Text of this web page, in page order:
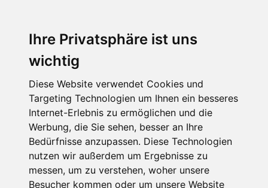
Ihre Privatsphäre ist uns
wichtig
Diese Website verwendet Cookies und
Targeting Technologien um Ihnen ein besseres
Internet-Erlebnis zu ermöglichen und die
Werbung, die Sie sehen, besser an Ihre
Bedürfnisse anzupassen. Diese Technologien
nutzen wir außerdem um Ergebnisse zu
messen, um zu verstehen, woher unsere
Besucher kommen oder um unsere Website